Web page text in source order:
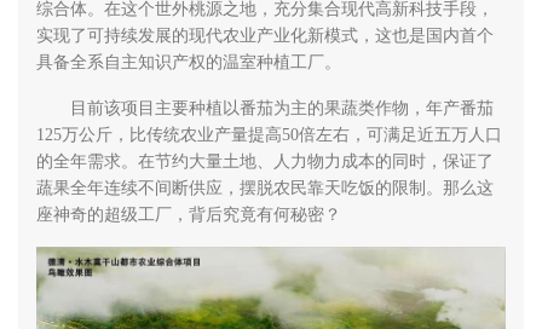
综合体。在这个世外桃源之地，充分集合现代高新科技手段，
实现了可持续发展的现代农业产业化新模式，这也是国内首个
具备全系自主知识产权的温室种植工厂。
目前该项目主要种植以番茄为主的果蔬类作物，年产番茄
125万公斤，比传统农业产量提高50倍左右，可满足近五万人口
的全年需求。在节约大量土地、人力物力成本的同时，保证了
蔬果全年连续不间断供应，摆脱农民靠天吃饭的限制。那么这
座神奇的超级工厂，背后究竟有何秘密？